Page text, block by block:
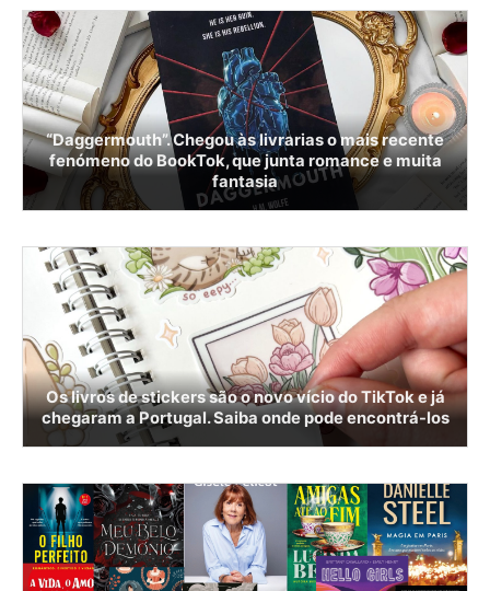
“Daggermouth”. Chegou às livrarias o mais recente
fenómeno do BookTok, que junta romance e muita
fantasia
Os livros de stickers são o novo vício do TikTok e já
chegaram a Portugal. Saiba onde pode encontrá-los